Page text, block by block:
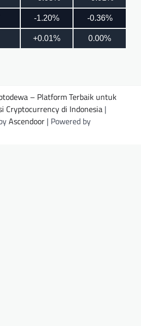
– Platform Terbaik untuk
Cryptocurrency di Indonesia |
Ascendoor | Powered by